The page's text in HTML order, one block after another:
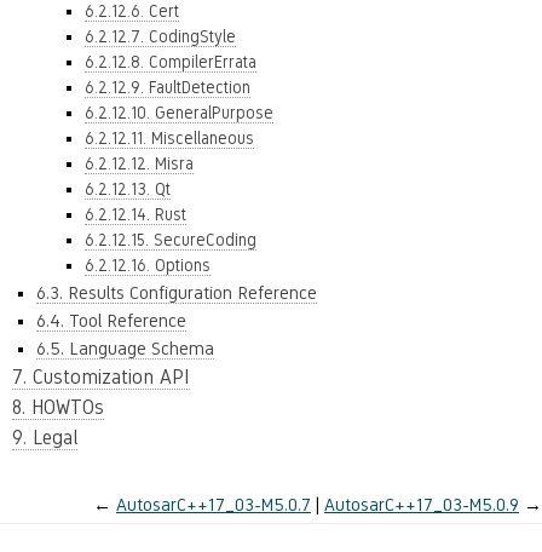
6.2.12.6. Cert
6.2.12.7. CodingStyle
6.2.12.8. CompilerErrata
6.2.12.9. FaultDetection
6.2.12.10. GeneralPurpose
6.2.12.11. Miscellaneous
6.2.12.12. Misra
6.2.12.13. Qt
6.2.12.14. Rust
6.2.12.15. SecureCoding
6.2.12.16. Options
6.3. Results Configuration Reference
6.4. Tool Reference
6.5. Language Schema
7. Customization API
8. HOWTOs
9. Legal
← AutosarC++17_03-M5.0.7 AutosarC++17_03-M5.0.9 →